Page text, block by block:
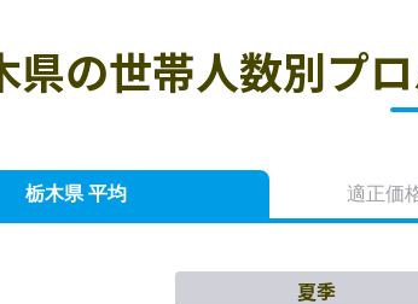
県の世帯人数別プ
栃木県 平均 適正価
夏季